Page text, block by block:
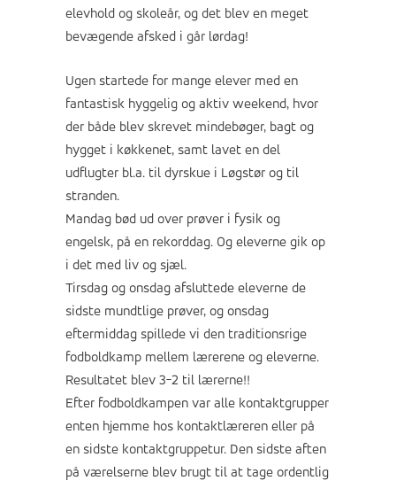
elevhold og skoleår, og det blev en meget
bevægende afsked i går lørdag!
Ugen startede for mange elever med en
fantastisk hyggelig og aktiv weekend, hvor
der både blev skrevet mindebøger, bagt og
hygget i køkkenet, samt lavet en del
udflugter bl.a. til dyrskue i Løgstør og til
stranden.
Mandag bød ud over prøver i fysik og
engelsk, på en rekorddag. Og eleverne gik op
i det med liv og sjæl.
Tirsdag og onsdag afsluttede eleverne de
sidste mundtlige prøver, og onsdag
eftermiddag spillede vi den traditionsrige
fodboldkamp mellem lærerene og eleverne.
Resultatet blev 3-2 til lærerne!!
Efter fodboldkampen var alle kontaktgrupper
enten hjemme hos kontaktlæreren eller på
en sidste kontaktgruppetur. Den sidste aften
på værelserne blev brugt til at tage ordentlig